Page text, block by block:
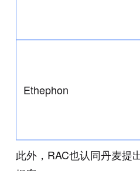
Ethephon
此外，RAC也认同丹麦提